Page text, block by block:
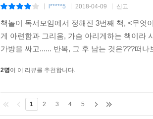
l*****5 2018-04-09 신고
책놀이 독서모임에서 정해진 3번째 책, <무엇
게 아련함과 그리움, 가슴 아리게하는 책이라
가방을 싸고...... 반복, 그 후 남는 것은???떠
2명이 이 리뷰를 추천합니다.
1 2 3 4 5